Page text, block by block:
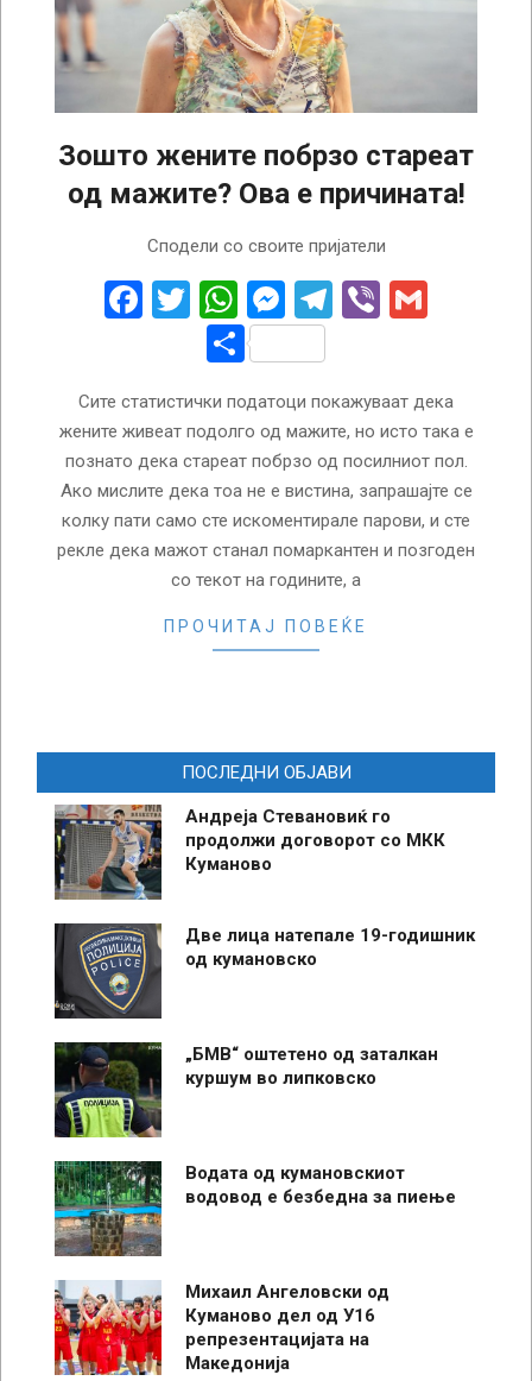
Зошто жените побрзо стареат
од мажите? Ова е причината!
Сподели со своите пријатели
Facebook
Twitter
WhatsApp
Messenger
Telegram
Viber
Share
Сите статистички податоци покажуваат дека
жените живеат подолго од мажите, но исто така е
познато дека стареат побрзо од посилниот пол.
Ако мислите дека тоа не е вистина, запрашајте се
колку пати само сте искоментирале парови, и сте
рекле дека мажот станал помаркантен и позгоден
со текот на годините, а
ПРОЧИТАЈ ПОВЕЌЕ
ПОСЛЕДНИ ОБЈАВИ
Андреја Стевановиќ го
продолжи договорот со МКК
Куманово
Две лица натепале 19-годишник
од кумановско
„БМВ“ оштетено од заталкан
куршум во липковско
Водата од кумановскиот
водовод е безбедна за пиење
Михаил Ангеловски од
Куманово дел од У16
репрезентацијата на
Македонија